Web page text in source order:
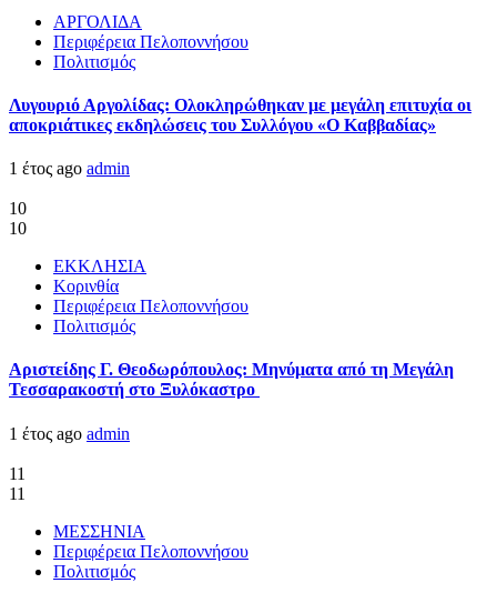
ΑΡΓΟΛΙΔΑ
Περιφέρεια Πελοποννήσου
Πολιτισμός
Λυγουριό Αργολίδας: Ολοκληρώθηκαν με μεγάλη επιτυχία οι
αποκριάτικες εκδηλώσεις του Συλλόγου «Ο Καββαδίας»
1 έτος ago admin
10
10
ΕΚΚΛΗΣΙΑ
Κορινθία
Περιφέρεια Πελοποννήσου
Πολιτισμός
Αριστείδης Γ. Θεοδωρόπουλος: Μηνύματα από τη Μεγάλη
Τεσσαρακοστή στο Ξυλόκαστρο
1 έτος ago admin
11
11
ΜΕΣΣΗΝΙΑ
Περιφέρεια Πελοποννήσου
Πολιτισμός